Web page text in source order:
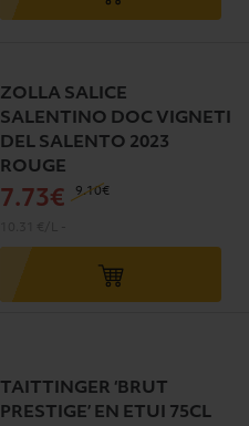
ZOLLA SALICE
SALENTINO DOC VIGNETI
DEL SALENTO 2023
ROUGE
7.73€ 9.10€
TAITTINGER ‘BRUT
PRESTIGE’ EN ETUI 75CL